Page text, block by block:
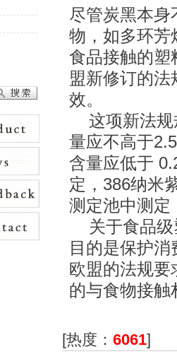
尽管炭黑本身
物，如多环芳
食品接触的塑
盟新修订的法
效。
这项新法规
量应不高于
含量应低于
定，386纳米
测定池中测
关于食品级
目的是保护
欧盟的法规要
的与食物接
[热度： 6061]